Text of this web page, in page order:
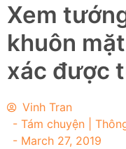
Xem
khuôn
xác được
Vinh Tran
- Tám chuyện |
- March 27, 2019